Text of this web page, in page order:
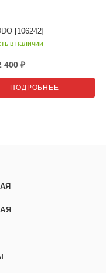
[106242]
в наличии
400 ₽
ПОДРОБНЕЕ